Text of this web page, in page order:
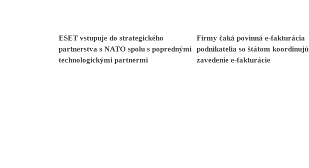
ESET vstupuje do strategického
partnerstva s NATO spolu s poprednými
technologickými partnermi
Firmy čaká povinná e-fakturácia
podnikatelia so štátom koordinujú
zavedenie e-fakturácie